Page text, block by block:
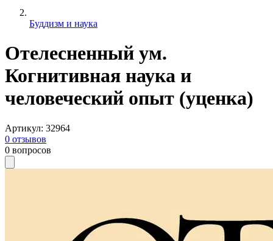
Буддизм и наука
Отелесненный ум.
Когнитивная наука и
человеческий опыт (уценка)
Артикул: 32964
0 отзывов
0 вопросов